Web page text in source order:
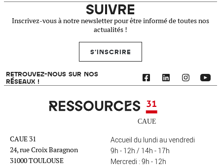
SUIVRE
Inscrivez-vous à notre newsletter pour être informé de toutes nos
actualités !
S'INSCRIRE
RETROUVEZ-NOUS SUR NOS
RÉSEAUX !
Ressources 31
CAUE 31
24, rue Croix Baragnon
31000 TOULOUSE
Accueil du lundi au vendredi
9h - 12h / 14h - 17h
Mercredi : 9h - 12h